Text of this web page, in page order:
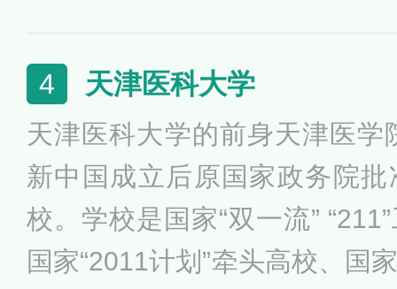
学、轨道交通等学科体系，
射军事学，入选“111计划”“强
教育培养计划、卓越医生教育
才培养示范基地等。
4 天津医科大学
天津医科大学的前身天津医学
新中国成立后原国家政务院
校。学校是国家“双一流”
国家“2011计划”牵头高校、国